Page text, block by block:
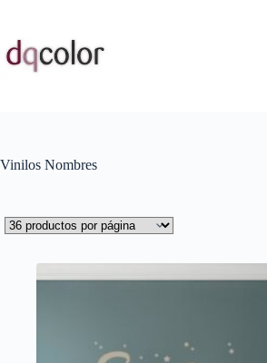
contenido
Vinilos Nombres